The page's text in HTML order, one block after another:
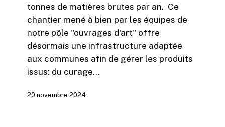
tonnes de matières brutes par an. Ce
chantier mené à bien par les équipes de
notre pôle "ouvrages d'art" offre
désormais une infrastructure adaptée
aux communes afin de gérer les produits
issus: du curage…
20 novembre 2024